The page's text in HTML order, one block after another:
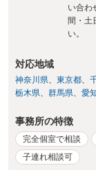
い合わ
間・土
い。
対応地域
神奈川県 東京都
栃木県
群馬県 愛
事務所の特徴
完全個室で相談
子連れ相談可